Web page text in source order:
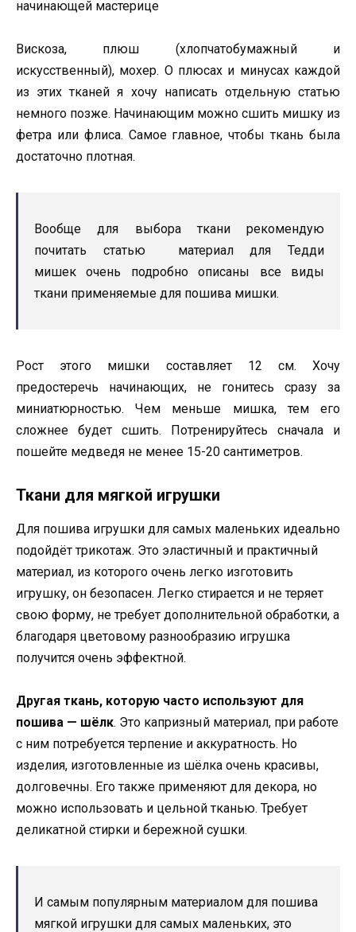
начинающей мастерице
Вискоза, плюш (хлопчатобумажный и
искусственный), мохер. О плюсах и минусах каждой
из этих тканей я хочу написать отдельную статью
немного позже. Начинающим можно сшить мишку из
фетра или флиса. Самое главное, чтобы ткань была
достаточно плотная.
Вообще для выбора ткани рекомендую
почитать статью материал для Тедди
мишек очень подробно описаны все виды
ткани применяемые для пошива мишки.
Рост этого мишки составляет 12 см. Хочу
предостеречь начинающих, не гонитесь сразу за
миниатюрностью. Чем меньше мишка, тем его
сложнее будет сшить. Потренируйтесь сначала и
пошейте медведя не менее 15-20 сантиметров.
Ткани для мягкой игрушки
Для пошива игрушки для самых маленьких идеально
подойдёт трикотаж. Это эластичный и практичный
материал, из которого очень легко изготовить
игрушку, он безопасен. Легко стирается и не теряет
свою форму, не требует дополнительной обработки, а
благодаря цветовому разнообразию игрушка
получится очень эффектной.
Другая ткань, которую часто используют для
пошива — шёлк. Это капризный материал, при работе
с ним потребуется терпение и аккуратность. Но
изделия, изготовленные из шёлка очень красивы,
долговечны. Его также применяют для декора, но
можно использовать и цельной тканью. Требует
деликатной стирки и бережной сушки.
И самым популярным материалом для пошива
мягкой игрушки для самых маленьких, это